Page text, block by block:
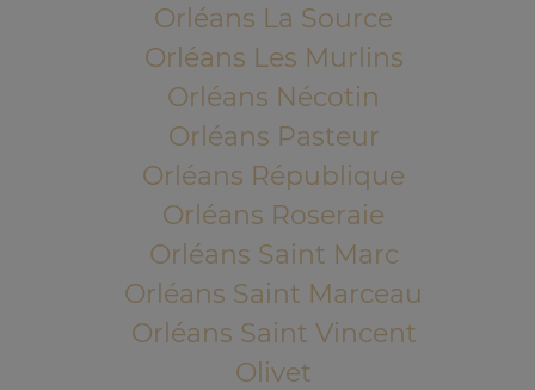
Orléans La Source
Orléans Les Murlins
Orléans Nécotin
Orléans Pasteur
Orléans République
Orléans Roseraie
Orléans Saint Marc
Orléans Saint Marceau
Orléans Saint Vincent
Olivet